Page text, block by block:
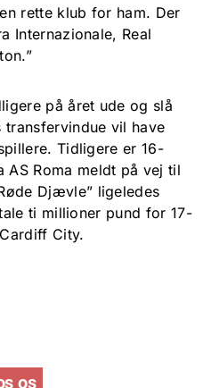
rette klub for ham. Der
Internazionale, Real
på året ude og slå
transfervindue vil have
Tidligere er 16-
AS Roma meldt på vej til
Djævle” ligeledes
ti millioner pund for 17-
City.
os